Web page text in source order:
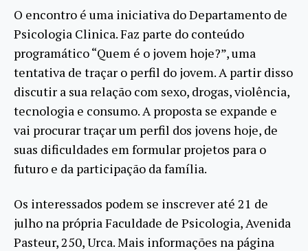
O encontro é uma iniciativa do Departamento de
Psicologia Clinica. Faz parte do conteúdo
programático “Quem é o jovem hoje?”, uma
tentativa de traçar o perfil do jovem. A partir disso
discutir a sua relação com sexo, drogas, violência,
tecnologia e consumo. A proposta se expande e
vai procurar traçar um perfil dos jovens hoje, de
suas dificuldades em formular projetos para o
futuro e da participação da família.
Os interessados podem se inscrever até 21 de
julho na própria Faculdade de Psicologia, Avenida
Pasteur, 250, Urca. Mais informações na página